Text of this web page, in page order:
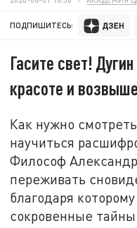
ПОДПИШИТЕСЬ:
Гасите свет!
красоте и
Как нужно
научиться
Философ
переживать
благодаря
сокровенные